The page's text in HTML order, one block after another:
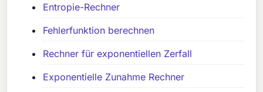
Entropie-Rechner
Fehlerfunktion berechnen
Rechner für exponentiellen Zerfall
Exponentielle Zunahme Rechner